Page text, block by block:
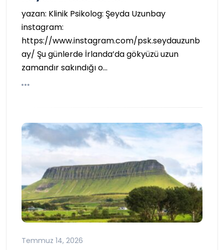
yazan: Klinik Psikolog: Şeyda Uzunbay
instagram:
https://www.instagram.com/psk.seydauzunb
ay/ Şu günlerde İrlanda’da gökyüzü uzun
zamandır sakındığı o…
Temmuz 14, 2026